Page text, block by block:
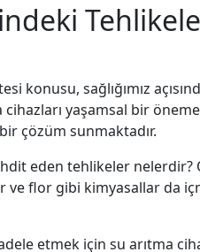
konusu, sağlığımız
yaşamsal bir
çözüm sunmaktadır.
eden tehlikeler nelerdir?
ve flor gibi kimyasallar da
etmek için su arıtma